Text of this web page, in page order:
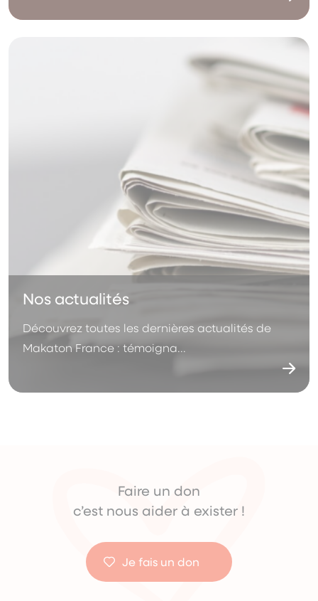
Nos actualités
Découvrez toutes les dernières actualités de
Makaton France : témoigna...
Faire un don
c’est nous aider à exister !
Je fais un don